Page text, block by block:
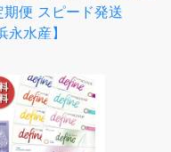
便 スピード発送
永水産】